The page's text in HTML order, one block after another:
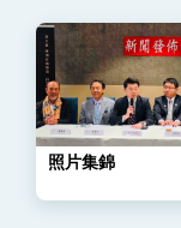
總統
團結
賴總
總統
外交
照片集錦